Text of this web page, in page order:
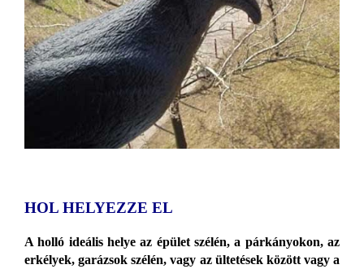
HOL HELYEZZE EL
A holló ideális helye az épület szélén, a párkányokon, az
erkélyek, garázsok szélén, vagy az ültetések között vagy a